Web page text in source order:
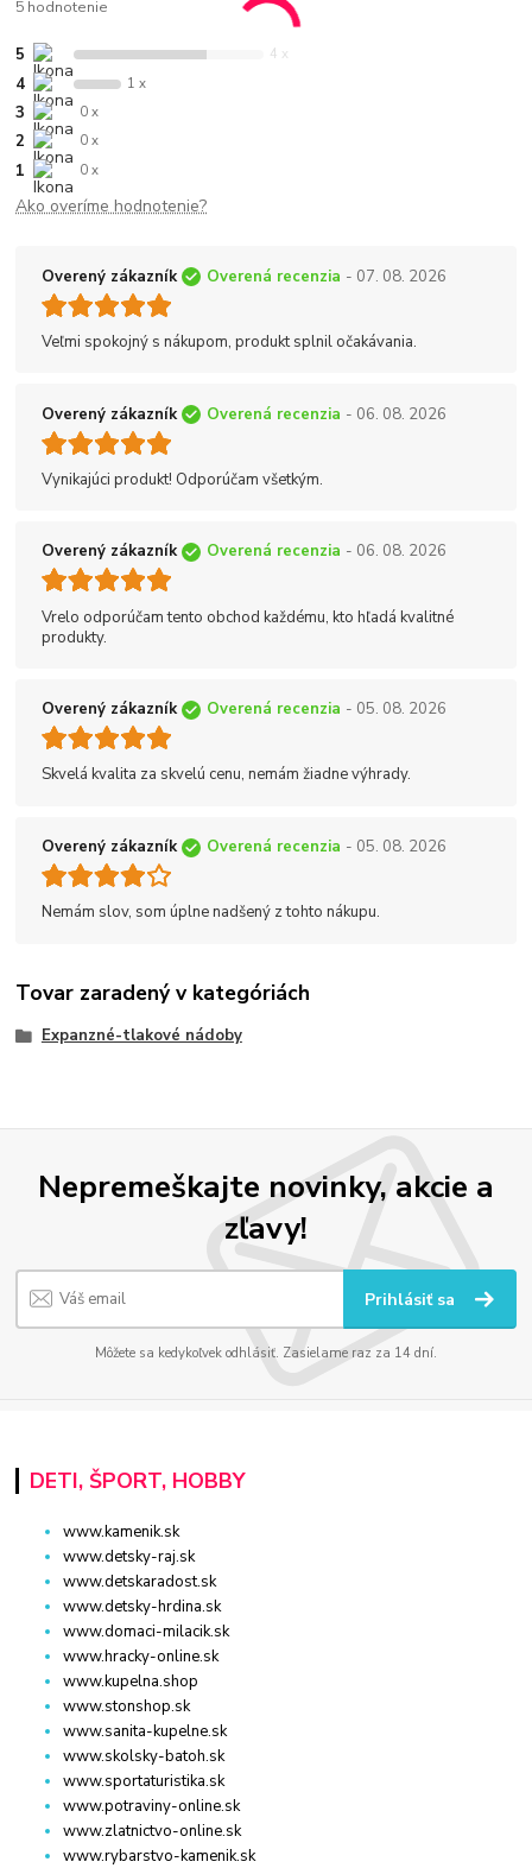
5 hodnotenie
5 4 x
4 1 x
3 0 x
2 0 x
1 0 x
Ako overíme hodnotenie?
Overený zákazník Overená recenzia - 07. 08. 2026
Veľmi spokojný s nákupom, produkt splnil očakávania.
Overený zákazník Overená recenzia - 06. 08. 2026
Vynikajúci produkt! Odporúčam všetkým.
Overený zákazník Overená recenzia - 06. 08. 2026
Vrelo odporúčam tento obchod každému, kto hľadá kvalitné
produkty.
Overený zákazník Overená recenzia - 05. 08. 2026
Skvelá kvalita za skvelú cenu, nemám žiadne výhrady.
Overený zákazník Overená recenzia - 05. 08. 2026
Nemám slov, som úplne nadšený z tohto nákupu.
Tovar zaradený v kategóriách
Expanzné-tlakové nádoby
Nepremeškajte novinky, akcie a
zľavy!
Prihlásiť sa
Môžete sa kedykoľvek odhlásiť. Zasielame raz za 14 dní.
DETI, ŠPORT, HOBBY
www.kamenik.sk
www.detsky-raj.sk
www.detskaradost.sk
www.detsky-hrdina.sk
www.domaci-milacik.sk
www.hracky-online.sk
www.kupelna.shop
www.stonshop.sk
www.sanita-kupelne.sk
www.skolsky-batoh.sk
www.sportaturistika.sk
www.potraviny-online.sk
www.zlatnictvo-online.sk
www.rybarstvo-kamenik.sk